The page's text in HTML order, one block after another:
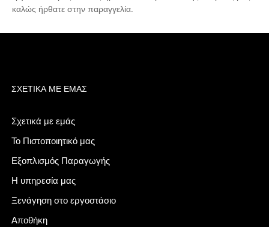
καλώς ήρθατε στην παραγγελία.
ΣΧΕΤΙΚΆ ΜΕ ΕΜΆΣ
Σχετικά με εμάς
Το Πιστοποιητικό μας
Εξοπλισμός Παραγωγής
Η υπηρεσία μας
Ξενάγηση στο εργοστάσιο
Αποθήκη